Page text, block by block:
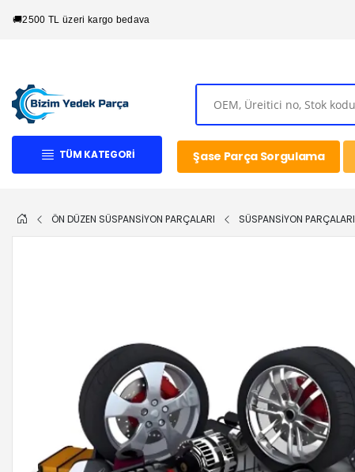
🚚2500 TL üzeri kargo bedava
TÜM KATEGORI Şase Parça Sorgulama
ÖN DÜZEN SÜSPANSİYON PARÇALARI SÜSPANSİYON PARÇALARI